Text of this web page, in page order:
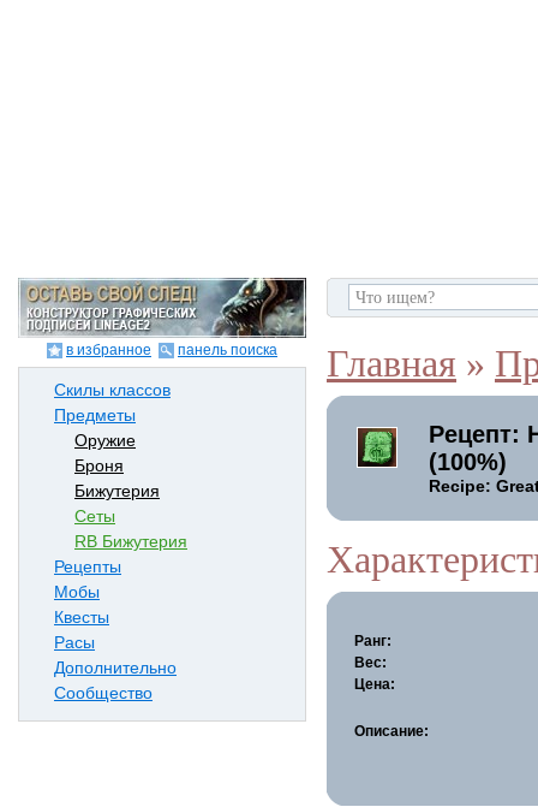
в избранное панель поиска
Скилы классов
Предметы
Оружие
Броня
Бижутерия
Сеты
RB Бижутерия
Рецепты
Мобы
Квесты
Расы
Дополнительно
Сообщество
Главная »
Рецепт:
(100%)
Recipe:
Ранг:
Вес:
Цена:
Описание: